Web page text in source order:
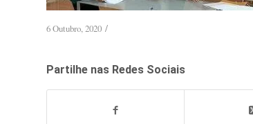
6 Outubro, 2020 /
Partilhe nas Redes Sociais